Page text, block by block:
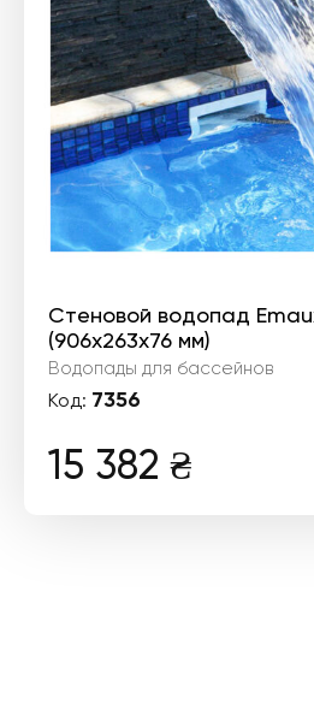
Стеновой водопад
(906х263х76 мм)
Водопады для бассейнов
Код: 7356
15 382 ₴